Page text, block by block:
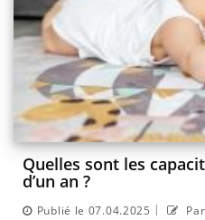
Quelles sont les
d’un an ?
Publié le 07.04.2025 |